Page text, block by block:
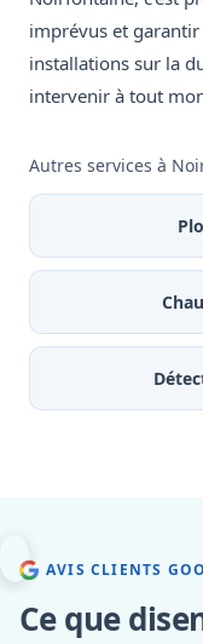
imprévus et
installations sur la
intervenir à tout
Autres services à
AVIS CLIENTS
Ce que